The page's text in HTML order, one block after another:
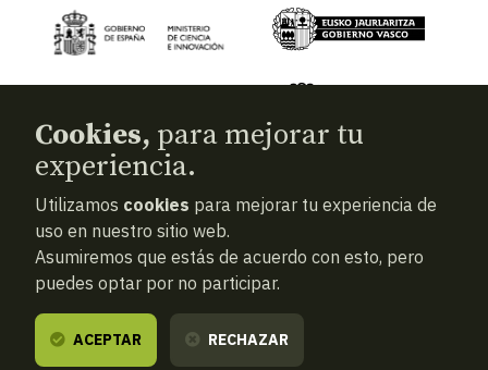
© 2026Aranzadi — Zientzia elkartea
Términos y condiciones
Política de privacidad
Cookies
Cookies, para mejorar tu
experiencia.
Utilizamos cookies para mejorar tu experiencia de
uso en nuestro sitio web.
Asumiremos que estás de acuerdo con esto, pero
puedes optar por no participar.
ACEPTAR RECHAZAR